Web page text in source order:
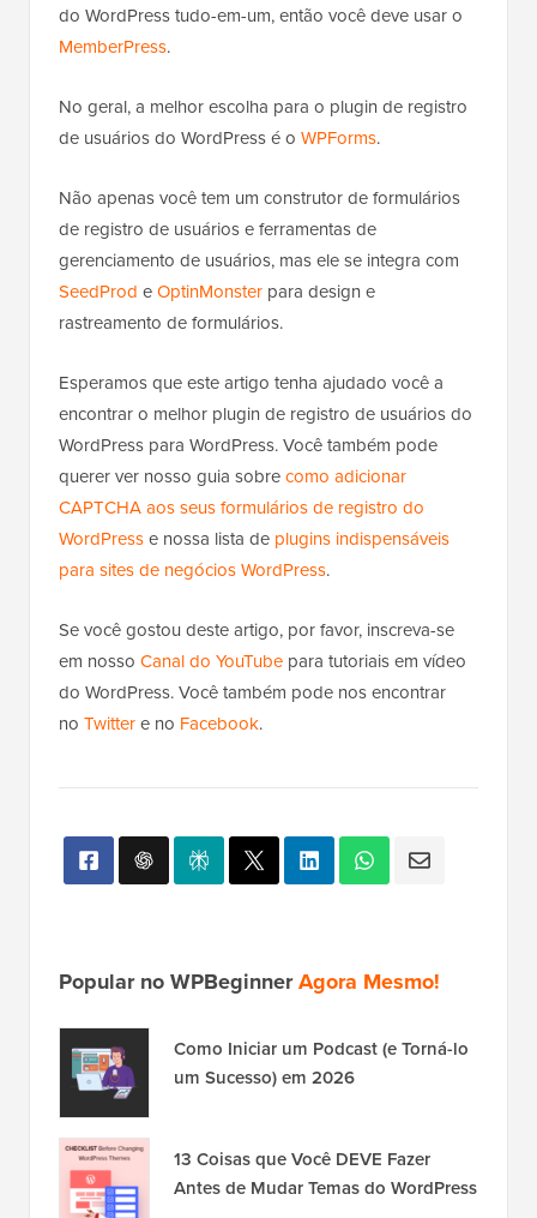
do WordPress tudo-em-um, então você deve usar o
MemberPress.
No geral, a melhor escolha para o plugin de registro
de usuários do WordPress é o WPForms.
Não apenas você tem um construtor de formulários
de registro de usuários e ferramentas de
gerenciamento de usuários, mas ele se integra com
SeedProd eOptinMonster para design e
rastreamento de formulários.
Esperamos que este artigo tenha ajudado você a
encontrar o melhor plugin de registro de usuários do
WordPress para WordPress. Você também pode
querer ver nosso guia sobrecomo adicionar
CAPTCHA aos seus formulários de registro do
WordPresse nossa lista de plugins indispensáveis
para sites de negócios WordPress.
Se você gostou deste artigo, por favor, inscreva-se
em nosso Canal do YouTube para tutoriais em vídeo
do WordPress. Você também pode nos encontrar
no Twittere no Facebook.
Popular no WPBeginnerAgora Mesmo!
Como Iniciar um Podcast (e Torná-lo
um Sucesso) em 2026
13 Coisas que Você DEVE Fazer
Antes de Mudar Temas do WordPress